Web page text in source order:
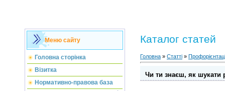
Меню сайту
Головна сторінка
Візитка
Нормативно-правова база
Каталог статей
Головна » Статті »
Чи ти знаєш, як шукати